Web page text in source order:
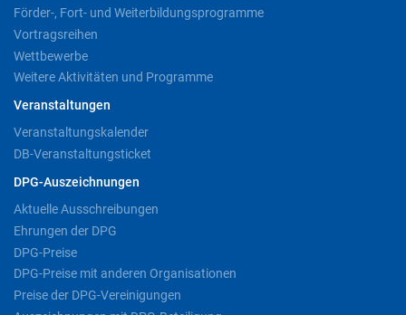
Förder-, Fort- und Weiterbildungsprogramme
Vortragsreihen
Wettbewerbe
Weitere Aktivitäten und Programme
Veranstaltungen
Veranstaltungskalender
DB-Veranstaltungsticket
DPG-Auszeichnungen
Aktuelle Ausschreibungen
Ehrungen der DPG
DPG-Preise
DPG-Preise mit anderen Organisationen
Preise der DPG-Vereinigungen